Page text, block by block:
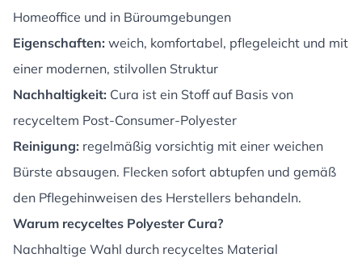
Homeoffice und in Büroumgebungen
Eigenschaften: weich, komfortabel, pflegeleicht und mit
einer modernen, stilvollen Struktur
Nachhaltigkeit: Cura ist ein Stoff auf Basis von
recyceltem Post-Consumer-Polyester
Reinigung: regelmäßig vorsichtig mit einer weichen
Bürste absaugen. Flecken sofort abtupfen und gemäß
den Pflegehinweisen des Herstellers behandeln.
Warum recyceltes Polyester Cura?
Nachhaltige Wahl durch recyceltes Material